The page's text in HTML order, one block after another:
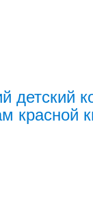
детский
красной